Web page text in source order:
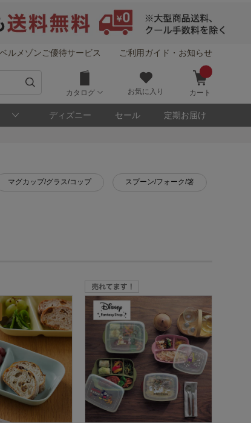
ベルメゾンご優待サービス ご利用ガイド・お知らせ
カタログ お気に入り カート
ディズニー セール 定期お届け
マグカップ/グラス/コップ スプーン/フォーク/箸